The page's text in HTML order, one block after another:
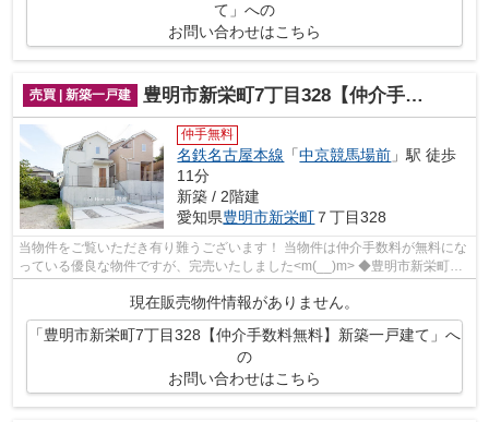
て」への
お問い合わせはこちら
売買 | 新築一戸建 豊明市新栄町7丁目328【仲介手数料無料】新築一戸建て
仲手無料
名鉄名古屋本線 「中京競馬場前 」駅 徒歩
11分
新築 / 2階建
愛知県豊明市新栄町 ７丁目328
当物件をご覧いただき有り難うございます！ 当物件は仲介手数料が無料にな
っている優良な物件ですが、完売いたしました<m(__)m> ◆豊明市新栄町７
現在販売物件情報がありません。
「豊明市新栄町7丁目328【仲介手数料無料】新築一戸建て」へ
の
お問い合わせはこちら